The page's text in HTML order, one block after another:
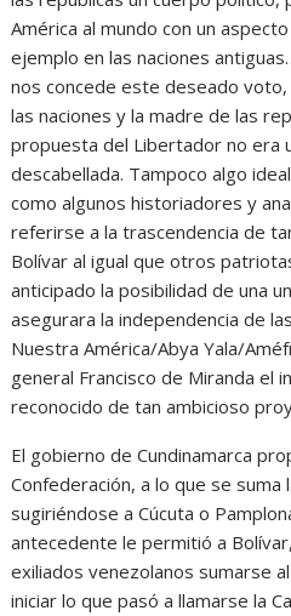
América al mundo con un
ejemplo en las naciones
nos concede este deseado
las naciones y la madre de las
propuesta del Libertador no era
descabellada. Tampoco algo
como algunos historiadores y
referirse a la trascendencia de
Bolívar al igual que otros
anticipado la posibilidad de una
asegurara la independencia de
Nuestra América/Abya Yala/
general Francisco de Miranda el
reconocido de tan ambicioso
El gobierno de Cundinamarca
Confederación, a lo que se suma
sugiriéndose a Cúcuta o
antecedente le permitió a
exiliados venezolanos sumarse
iniciar lo que pasó a llamarse la